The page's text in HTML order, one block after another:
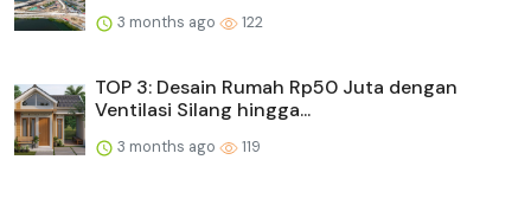
3 months ago 122
TOP 3: Desain Rumah Rp50 Juta dengan
Ventilasi Silang hingga...
3 months ago 119